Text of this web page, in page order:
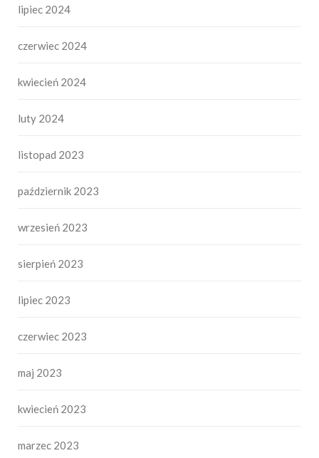
lipiec 2024
czerwiec 2024
kwiecień 2024
luty 2024
listopad 2023
październik 2023
wrzesień 2023
sierpień 2023
lipiec 2023
czerwiec 2023
maj 2023
kwiecień 2023
marzec 2023